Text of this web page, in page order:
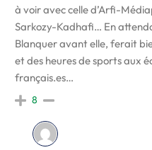
à voir avec celle d’Arfi-
Sarkozy-Kadhafi… En
Blanquer avant elle, ferait
et des heures de sports aux
français.es…
8